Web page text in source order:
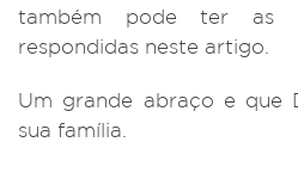
também pode ter as
respondidas neste artigo.
Um grande abraço e que
sua família.